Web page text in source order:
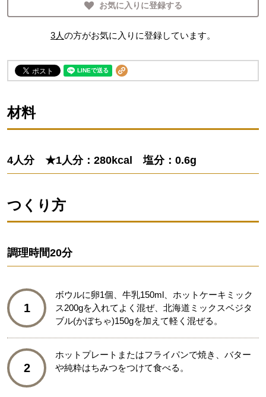
お気に入りに登録する
3人の方がお気に入りに登録しています。
材料
4人分 ★1人分：280kcal 塩分：0.6g
つくり方
調理時間20分
1
ボウルに卵1個、牛乳150ml、ホットケーキミック
ス200gを入れてよく混ぜ、北海道ミックスベジタ
ブル(かぼちゃ)150gを加えて軽く混ぜる。
2
ホットプレートまたはフライパンで焼き、バター
や純粋はちみつをつけて食べる。